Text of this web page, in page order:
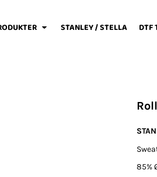
STANLEY / STELLA DTF
85%